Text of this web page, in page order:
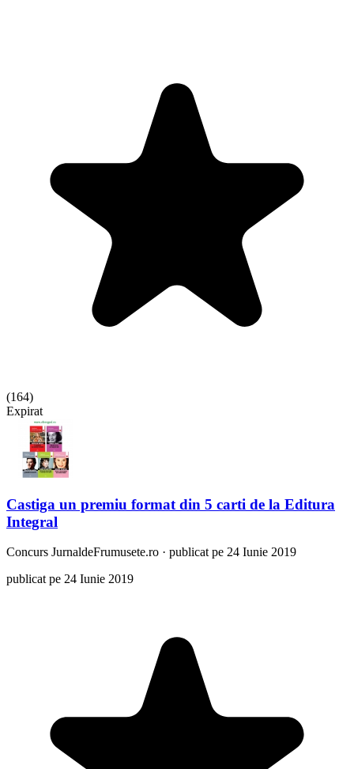
(164)
Expirat
Castiga un premiu format din 5 carti de la Editura
Integral
Concurs JurnaldeFrumusete.ro · publicat pe 24 Iunie 2019
publicat pe 24 Iunie 2019